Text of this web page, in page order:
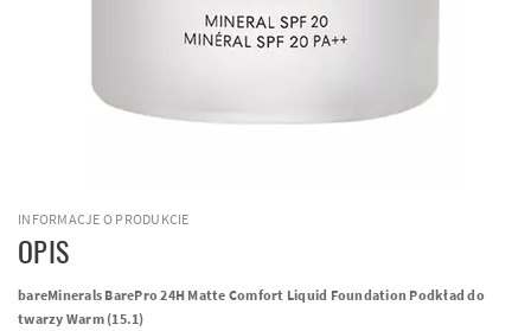
INFORMACJE O PRODUKCIE
OPIS
bareMinerals BarePro 24H Matte Comfort Liquid Foundation Podkład do
twarzy Warm (15.1)